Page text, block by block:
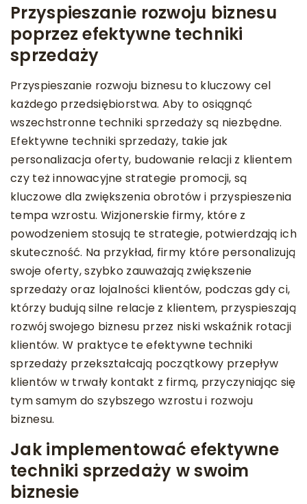
Przyspieszanie rozwoju biznesu
poprzez efektywne techniki
sprzedaży
Przyspieszanie rozwoju biznesu to kluczowy cel
każdego przedsiębiorstwa. Aby to osiągnąć
wszechstronne techniki sprzedaży są niezbędne.
Efektywne techniki sprzedaży, takie jak
personalizacja oferty, budowanie relacji z klientem
czy też innowacyjne strategie promocji, są
kluczowe dla zwiększenia obrotów i przyspieszenia
tempa wzrostu. Wizjonerskie firmy, które z
powodzeniem stosują te strategie, potwierdzają ich
skuteczność. Na przykład, firmy które personalizują
swoje oferty, szybko zauważają zwiększenie
sprzedaży oraz lojalności klientów, podczas gdy ci,
którzy budują silne relacje z klientem, przyspieszają
rozwój swojego biznesu przez niski wskaźnik rotacji
klientów. W praktyce te efektywne techniki
sprzedaży przekształcają początkowy przepływ
klientów w trwały kontakt z firmą, przyczyniając się
tym samym do szybszego wzrostu i rozwoju
biznesu.
Jak implementować efektywne
techniki sprzedaży w swoim
biznesie